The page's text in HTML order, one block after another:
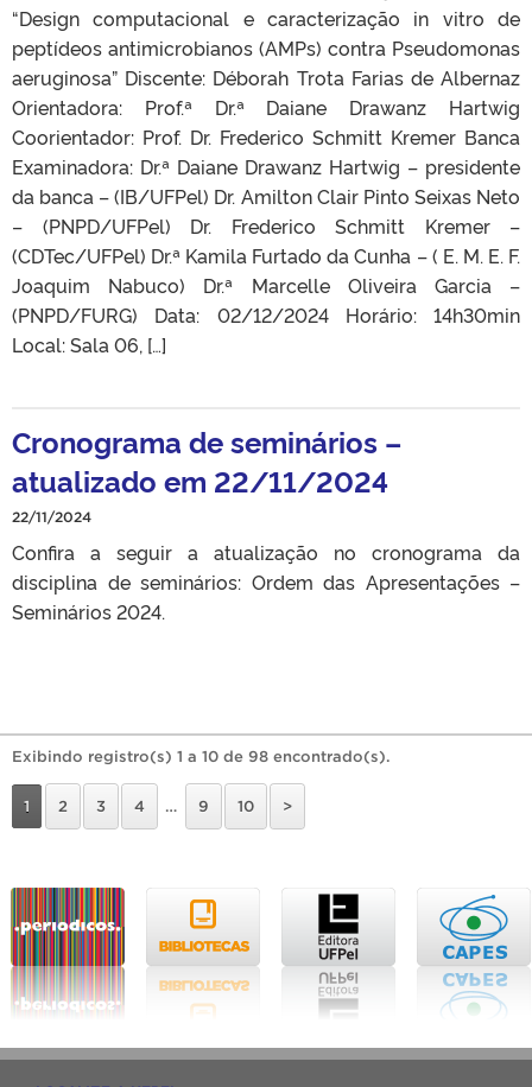
“Design computacional e caracterização in vitro de
peptídeos antimicrobianos (AMPs) contra Pseudomonas
aeruginosa” Discente: Déborah Trota Farias de Albernaz
Orientadora: Prof.ª Dr.ª Daiane Drawanz Hartwig
Coorientador: Prof. Dr. Frederico Schmitt Kremer Banca
Examinadora: Dr.ª Daiane Drawanz Hartwig – presidente
da banca – (IB/UFPel) Dr. Amilton Clair Pinto Seixas Neto
– (PNPD/UFPel) Dr. Frederico Schmitt Kremer –
(CDTec/UFPel) Dr.ª Kamila Furtado da Cunha – ( E. M. E. F.
Joaquim Nabuco) Dr.ª Marcelle Oliveira Garcia –
(PNPD/FURG) Data: 02/12/2024 Horário: 14h30min
Local: Sala 06, […]
Cronograma de seminários –
atualizado em 22/11/2024
22/11/2024
Confira a seguir a atualização no cronograma da
disciplina de seminários: Ordem das Apresentações –
Seminários 2024.
Exibindo registro(s) 1 a 10 de 98 encontrado(s).
1 2 3 4 … 9 10 >